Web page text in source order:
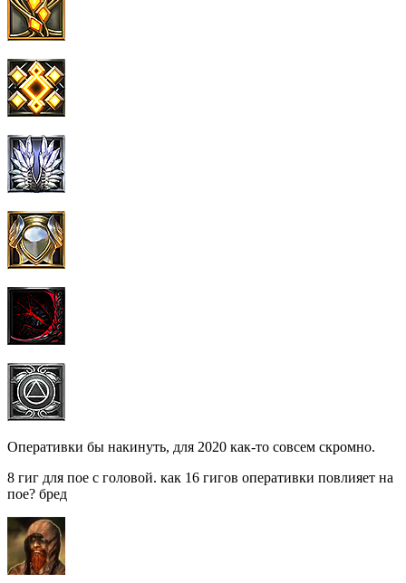
Оперативки бы накинуть, для 2020 как-то совсем скромно.
8 гиг для пое с головой. как 16 гигов оперативки повлияет на
пое? бред